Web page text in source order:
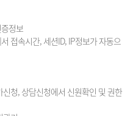
정보
접속시간, 세션ID, IP정보가 자동으
청, 상담신청에서 신원확인 및 권한